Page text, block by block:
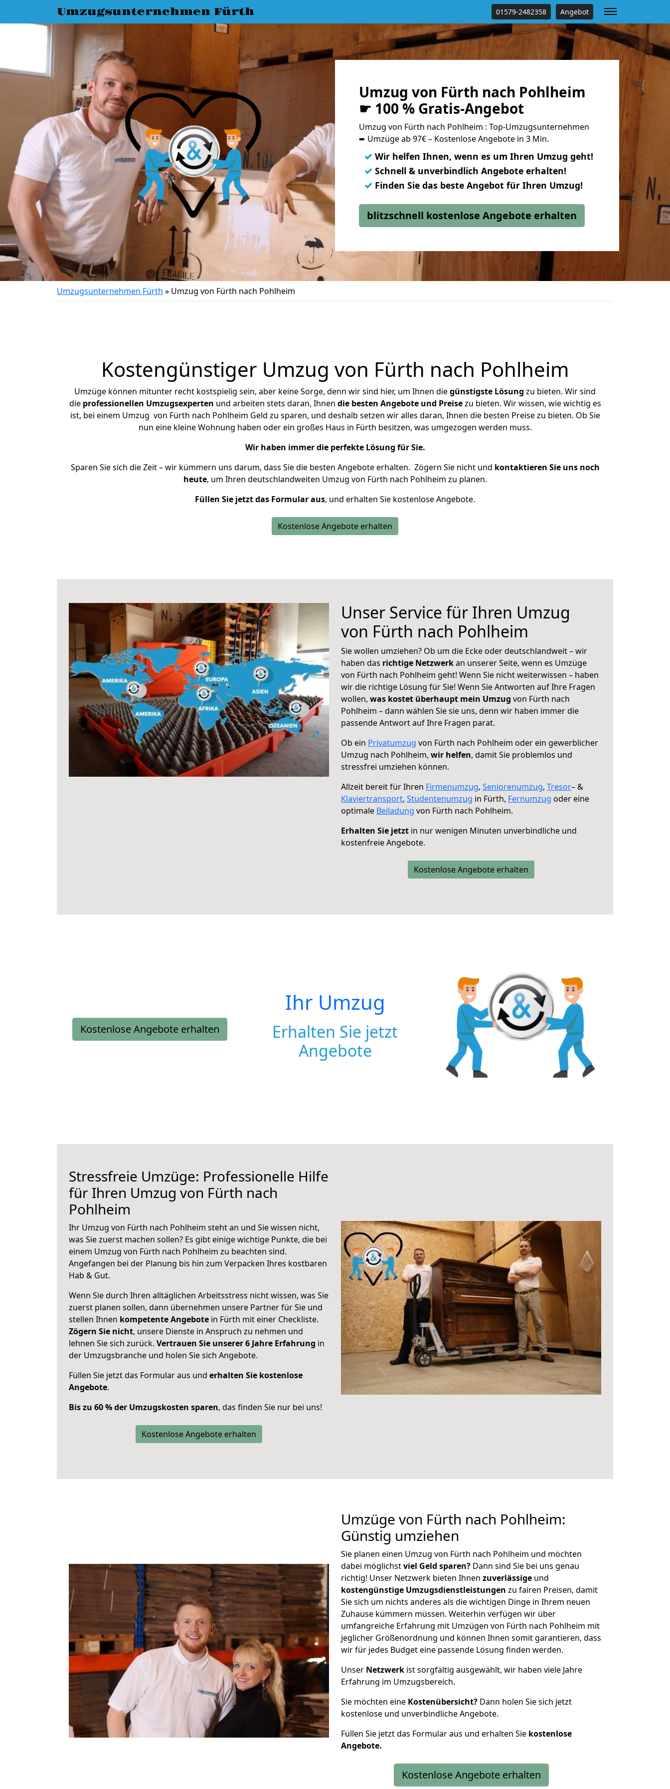
Umzugsunternehmen Fürth 01579-2482358 Angebot
Umzug von Fürth nach Pohlheim
☛ 100 % Gratis-Angebot
Umzug von Fürth nach Pohlheim : Top-Umzugsunternehmen
➨ Umzüge ab 97€ – Kostenlose Angebote in 3 Min.
✓ Wir helfen Ihnen, wenn es um Ihren Umzug geht!
✓ Schnell & unverbindlich Angebote erhalten!
✓ Finden Sie das beste Angebot für Ihren Umzug!
blitzschnell kostenlose Angebote erhalten
Umzugsunternehmen Fürth » Umzug von Fürth nach Pohlheim
Kostengünstiger Umzug von Fürth nach Pohlheim
Umzüge können mitunter recht kostspielig sein, aber keine Sorge, denn wir sind hier, um Ihnen diegünstigste Lösung zu bieten. Wir sind
die professionellen Umzugsexperten und arbeiten stets daran, Ihnen die besten Angebote und Preisezu bieten. Wir wissen, wie wichtig es
ist, bei einem Umzug von Fürth nach Pohlheim Geld zu sparen, und deshalb setzen wir alles daran, Ihnen die besten Preise zu bieten. Ob Sie
nun eine kleine Wohnung haben oder ein großes Haus in Fürth besitzen, was umgezogen werden muss.
Wir haben immer die perfekte Lösung für Sie.
Sparen Sie sich die Zeit – wir kümmern uns darum, dass Sie die besten Angebote erhalten. Zögern Sie nicht und kontaktieren Sie uns noch
heute, um Ihren deutschlandweiten Umzug von Fürth nach Pohlheim zu planen.
Füllen Sie jetzt das Formular aus, und erhalten Sie kostenlose Angebote.
Kostenlose Angebote erhalten
Unser Service für Ihren Umzug
von Fürth nach Pohlheim
Sie wollen umziehen? Ob um die Ecke oder deutschlandweit – wir
haben das richtige Netzwerkan unserer Seite, wenn es Umzüge
von Fürth nach Pohlheim geht! Wenn Sie nicht weiterwissen – haben
wir die richtige Lösung für Sie! Wenn Sie Antworten auf Ihre Fragen
wollen, was kostet überhaupt mein Umzug von Fürth nach
Pohlheim – dann wählen Sie sie uns, denn wir haben immer die
passende Antwort auf Ihre Fragen parat.
Ob ein Privatumzug von Fürth nach Pohlheim oder ein gewerblicher
Umzug nach Pohlheim, wir helfen, damit Sie problemlos und
stressfrei umziehen können.
Allzeit bereit für Ihren Firmenumzug, Seniorenumzug, Tresor– &
Klaviertransport, Studentenumzug in Fürth, Fernumzug oder eine
optimale Beiladung von Fürth nach Pohlheim.
Erhalten Sie jetzt in nur wenigen Minuten unverbindliche und
kostenfreie Angebote.
Kostenlose Angebote erhalten
Kostenlose Angebote erhalten
Ihr Umzug
Erhalten Sie jetzt
Angebote
Stressfreie Umzüge: Professionelle Hilfe
für Ihren Umzug von Fürth nach
Pohlheim
Ihr Umzug von Fürth nach Pohlheim steht an und Sie wissen nicht,
was Sie zuerst machen sollen? Es gibt einige wichtige Punkte, die bei
einem Umzug von Fürth nach Pohlheim zu beachten sind.
Angefangen bei der Planung bis hin zum Verpacken Ihres kostbaren
Hab & Gut.
Wenn Sie durch Ihren alltäglichen Arbeitsstress nicht wissen, was Sie
zuerst planen sollen, dann übernehmen unsere Partner für Sie und
stellen Ihnen kompetente Angebote in Fürth mit einer Checkliste.
Zögern Sie nicht, unsere Dienste in Anspruch zu nehmen und
lehnen Sie sich zurück. Vertrauen Sie unserer 6 Jahre Erfahrung in
der Umzugsbranche und holen Sie sich Angebote.
Füllen Sie jetzt das Formular aus und erhalten Sie kostenlose
Angebote.
Bis zu 60 % der Umzugskosten sparen, das finden Sie nur bei uns!
Kostenlose Angebote erhalten
Umzüge von Fürth nach Pohlheim:
Günstig umziehen
Sie planen einen Umzug von Fürth nach Pohlheim und möchten
dabei möglichstviel Geld sparen? Dann sind Sie bei uns genau
richtig! Unser Netzwerk bieten Ihnen zuverlässige und
kostengünstige Umzugsdienstleistungen zu fairen Preisen, damit
Sie sich um nichts anderes als die wichtigen Dinge in Ihrem neuen
Zuhause kümmern müssen. Weiterhin verfügen wir über
umfangreiche Erfahrung mit Umzügen von Fürth nach Pohlheim mit
jeglicher Größenordnung und können Ihnen somit garantieren, dass
wir für jedes Budget eine passende Lösung finden werden.
Unser Netzwerk ist sorgfältig ausgewählt, wir haben viele Jahre
Erfahrung im Umzugsbereich.
Sie möchten eine Kostenübersicht? Dann holen Sie sich jetzt
kostenlose und unverbindliche Angebote.
Füllen Sie jetzt das Formular aus und erhalten Sie kostenlose
Angebote.
Kostenlose Angebote erhalten